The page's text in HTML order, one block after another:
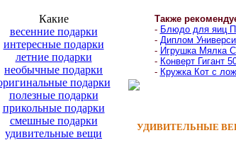
Какие
весенние подарки
интересные подарки
летние подарки
необычные подарки
подарки
полезные подарки
прикольные подарки
смешные подарки
удивительные вещи
Также
- Блюдо для яиц
- Диплом
- Игрушка Мялка
- Конверт Гигант
- Кружка Кот с
УДИВИТЕЛЬНЫЕ